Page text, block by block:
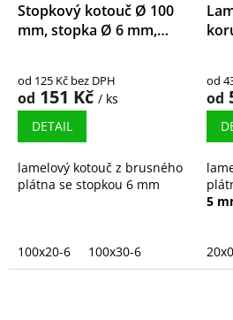
Stopkový kotouč Ø 100
mm, stopka Ø 6 mm,
od 125 Kč bez DPH
od 151 Kč / ks
DETAIL
lamelový kotouč z brusného
plátna se stopkou 6 mm
100x20-6 100x30-6
od
od
5